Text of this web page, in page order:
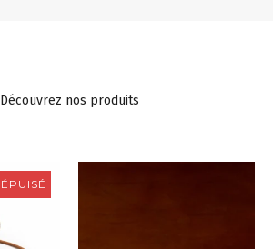
Découvrez nos produits
ÉPUISÉ